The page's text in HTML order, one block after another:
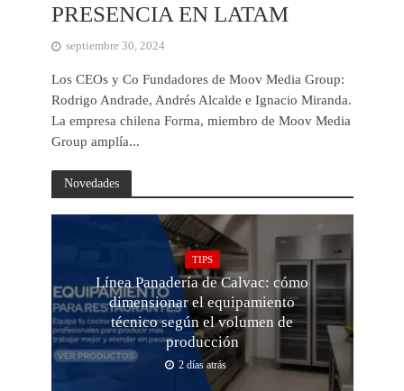
PRESENCIA EN LATAM
septiembre 30, 2024
Los CEOs y Co Fundadores de Moov Media Group:
Rodrigo Andrade, Andrés Alcalde e Ignacio Miranda.
La empresa chilena Forma, miembro de Moov Media
Group amplía...
Novedades
TIPS
Línea Panadería de Calvac: cómo
dimensionar el equipamiento
técnico según el volumen de
producción
2 días atrás